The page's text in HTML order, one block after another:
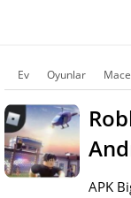
Ev Oyunlar
APK